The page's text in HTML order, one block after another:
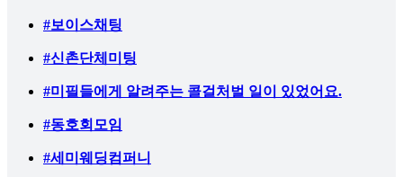
#보이스채팅
#신촌단체미팅
#미필들에게 알려주는 콜걸처벌 일이 있었어요.
#동호회모임
#세미웨딩컴퍼니